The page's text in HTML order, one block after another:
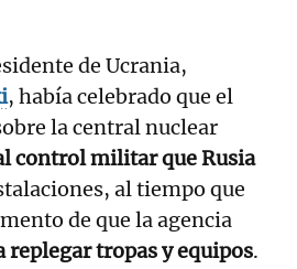
de Ucrania,
, había celebrado que el
la central nuclear
control militar que Rusia
al tiempo que
de que la agencia
replegar tropas y equipos.